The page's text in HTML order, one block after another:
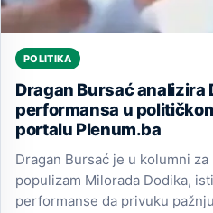
POLITIKA
Dragan Bursać analizira
performansa u
portalu Plenum.ba
Dragan Bursać je u kolumni
populizam Milorada Dodika,
performanse da privuku